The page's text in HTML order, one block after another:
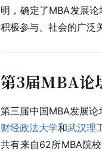
明，确定了MBA发展
积极参与、社会的广泛
第3届MBA论
第三届中国MBA发展
财经政法大学和武汉理
共有来自62所MBA院